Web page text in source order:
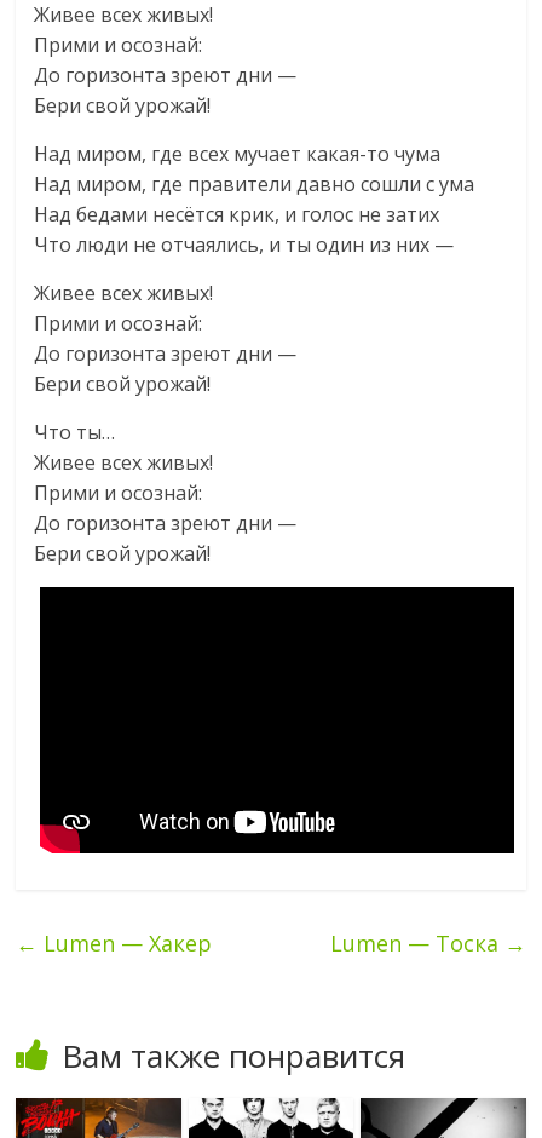
Живее всех живых!
Прими и осознай:
До горизонта зреют дни —
Бери свой урожай!
Над миром, где всех мучает какая-то чума
Над миром, где правители давно сошли с ума
Над бедами несётся крик, и голос не затих
Что люди не отчаялись, и ты один из них —
Живее всех живых!
Прими и осознай:
До горизонта зреют дни —
Бери свой урожай!
Что ты…
Живее всех живых!
Прими и осознай:
До горизонта зреют дни —
Бери свой урожай!
← Lumen — Хакер Lumen — Тоска →
Вам также понравится